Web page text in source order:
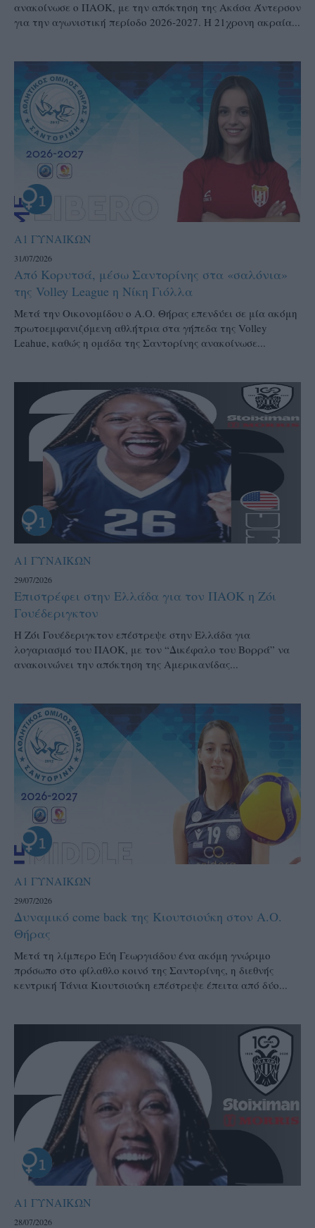
ανακοίνωσε ο ΠΑΟΚ, με την απόκτηση της Ακάσα Άντερσον
για την αγωνιστική περίοδο 2026-2027. Η 21χρονη ακραία...
Α1 ΓΥΝΑΙΚΩΝ
31/07/2026
Από Κορυτσά, μέσω Σαντορίνης στα «σαλόνια»
της Volley League η Νίκη Γιόλλα
Μετά την Οικονομίδου ο Α.Ο. Θήρας επενδύει σε μία ακόμη
πρωτοεμφανιζόμενη αθλήτρια στα γήπεδα της Volley
Leahue, καθώς η ομάδα της Σαντορίνης ανακοίνωσε...
Α1 ΓΥΝΑΙΚΩΝ
29/07/2026
Επιστρέφει στην Ελλάδα για τον ΠΑΟΚ η Ζόι
Γουέδεριγκτον
Η Ζόι Γουέδεριγκτον επέστρεψε στην Ελλάδα για
λογαριασμό του ΠΑΟΚ, με τον “Δικέφαλο του Βορρά” να
ανακοινώνει την απόκτηση της Αμερικανίδας...
Α1 ΓΥΝΑΙΚΩΝ
29/07/2026
Δυναμικό come back της Κιουτσιούκη στον Α.Ο.
Θήρας
Μετά τη λίμπερο Εύη Γεωργιάδου ένα ακόμη γνώριμο
πρόσωπο στο φίλαθλο κοινό της Σαντορίνης, η διεθνής
κεντρική Τάνια Κιουτσιούκη επέστρεψε έπειτα από δύο...
Α1 ΓΥΝΑΙΚΩΝ
28/07/2026